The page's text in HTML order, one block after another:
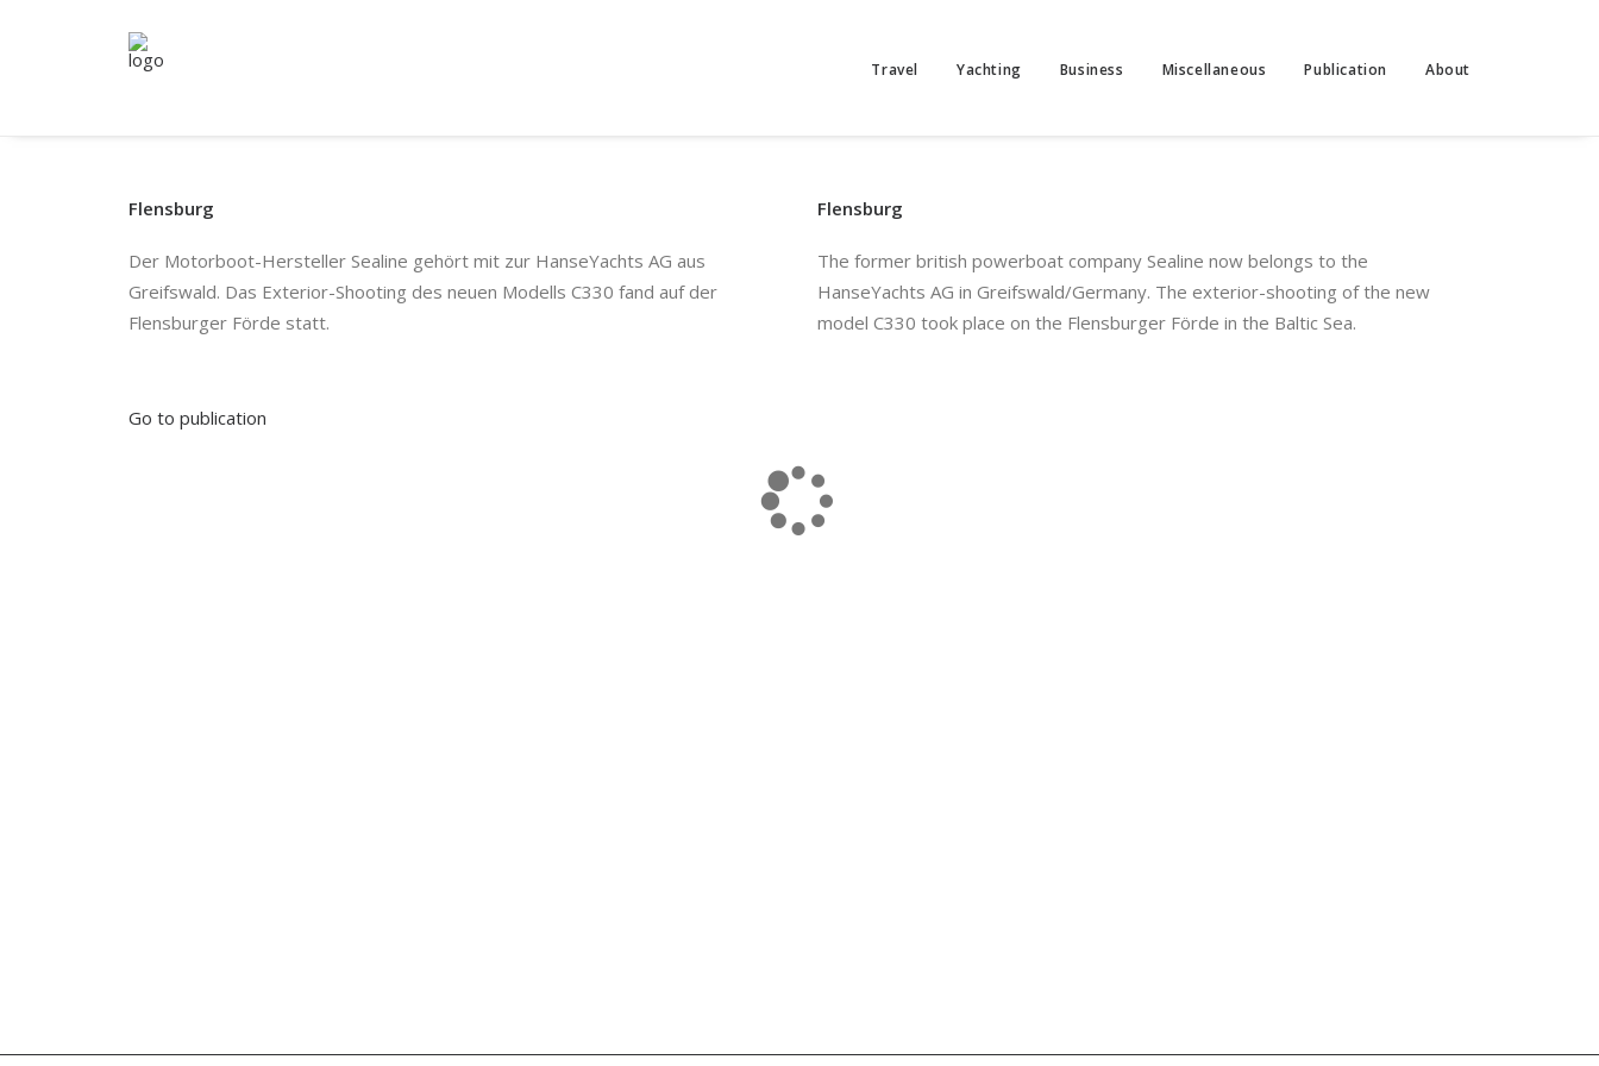
Travel Yachting Business Miscellaneous Publication About
Flensburg
Der Motorboot-Hersteller Sealine gehört mit zur HanseYachts AG aus
Greifswald. Das Exterior-Shooting des neuen Modells C330 fand auf der
Flensburger Förde statt.
Flensburg
The former british powerboat company Sealine now belongs to the
HanseYachts AG in Greifswald/Germany. The exterior-shooting of the new
model C330 took place on the Flensburger Förde in the Baltic Sea.
Go to publication